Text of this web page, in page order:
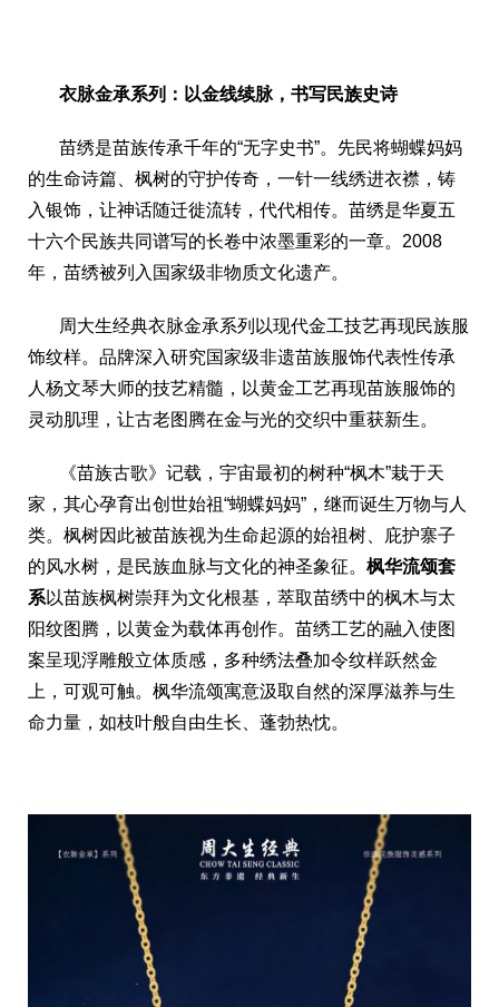
衣脉金承系列 ：以金线续脉，书写民族史诗
苗绣是苗族传承千年的“无字史书”。先民将蝴蝶妈妈
的生命诗篇、枫树的守护传奇，一针一线绣进衣襟，铸
入银饰，让神话随迁徙流转，代代相传。苗绣是华夏五
十六个民族共同谱写的长卷中浓墨重彩的一章。2008
年，苗绣被列入国家级非物质文化遗产。
周大生经典衣脉金承系列以现代金工技艺再现民族服
饰纹样。品牌深入研究国家级非遗苗族服饰代表性传承
人杨文琴大师的技艺精髓，以黄金工艺再现苗族服饰的
灵动肌理，让古老图腾在金与光的交织中重获新生。
《苗族古歌》记载，宇宙最初的树种“枫木”栽于天
家，其心孕育出创世始祖“蝴蝶妈妈”，继而诞生万物与人
类。枫树因此被苗族视为生命起源的始祖树、庇护寨子
的风水树，是民族血脉与文化的神圣象征。 枫华流颂套
系以苗族枫树崇拜为文化根基，萃取苗绣中的枫木与太
阳纹图腾，以黄金为载体再创作。苗绣工艺的融入使图
案呈现浮雕般立体质感，多种绣法叠加令纹样跃然金
上，可观可触。枫华流颂寓意汲取自然的深厚滋养与生
命力量，如枝叶般自由生长、蓬勃热忱。